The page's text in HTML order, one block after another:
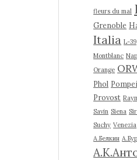
fleurs du mal
Grenoble
Italia L-39
Montblanc
Orange
Phol Pompei
Provost
Savin Siena
Suchy Venezia
А.Белкин